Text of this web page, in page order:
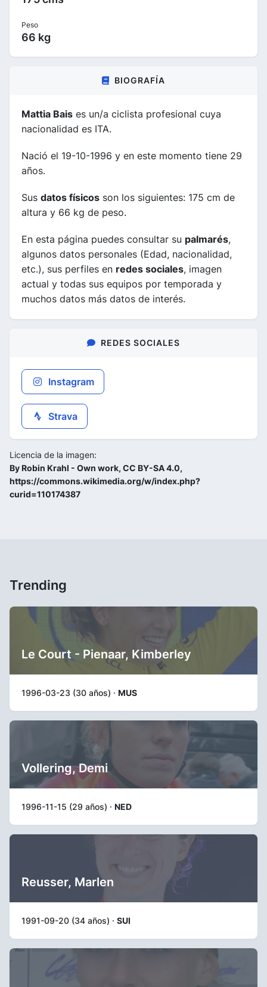
Peso
66 kg
BIOGRAFÍA
Mattia Bais es un/a ciclista profesional cuya
nacionalidad es ITA.
Nació el 19-10-1996 y en este momento tiene 29
años.
Sus datos físicos son los siguientes: 175 cm de
altura y 66 kg de peso.
En esta página puedes consultar su palmarés,
algunos datos personales (Edad, nacionalidad,
etc.), sus perfiles en redes sociales, imagen
actual y todas sus equipos por temporada y
muchos datos más datos de interés.
REDES SOCIALES
Instagram
Strava
Licencia de la imagen:
By Robin Krahl - Own work, CC BY-SA 4.0,
https://commons.wikimedia.org/w/index.php?
curid=110174387
Trending
Le Court - Pienaar, Kimberley
1996-03-23 (30 años) · MUS
Vollering, Demi
1996-11-15 (29 años) · NED
Reusser, Marlen
1991-09-20 (34 años) · SUI